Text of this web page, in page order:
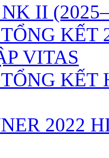
II
VITAS
KẾT
2022